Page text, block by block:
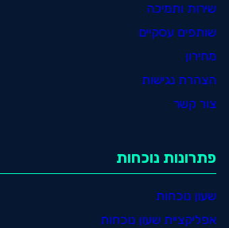
שירות ותמיכה
שותפים עסקיים
מחירון
הצהרת נגישות
צור קשר
פתרונות נוכחות
שעון נוכחות
אפליקציית שעון נוכחות